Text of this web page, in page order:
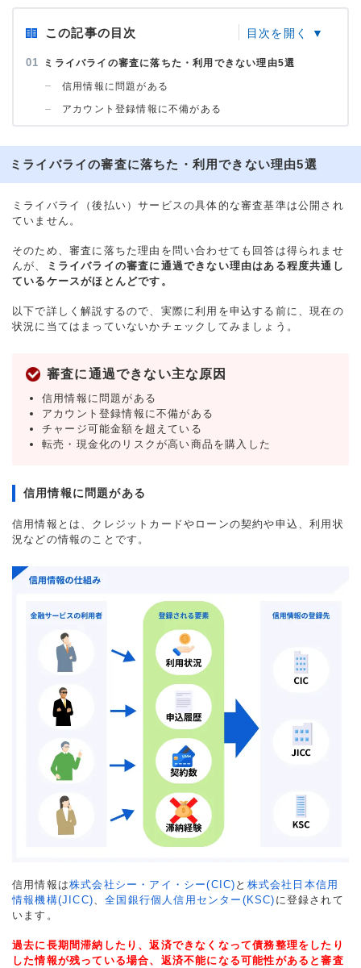
この記事の目次
ミライバライの審査に落ちた・利用できない理由5選
信用情報に問題がある
アカウント登録情報に不備がある
ミライバライの審査に落ちた・利用できない理由5選
ミライバライ（後払い）サービスの具体的な審査基準は公開され
ていません。
そのため、審査に落ちた理由を問い合わせても回答は得られませ
んが、
ミライバライの審査に通過できない理由はある程度共通し
ているケースがほとんどです。
以下で詳しく解説するので、実際に利用を申込する前に、現在の
状況に当てはまっていないかチェックしてみましょう。
審査に通過できない主な原因
信用情報に問題がある
アカウント登録情報に不備がある
チャージ可能金額を超えている
転売・現金化のリスクが高い商品を購入した
信用情報に問題がある
信用情報とは、クレジットカードやローンの契約や申込、利用状
況などの情報のことです。
信用情報は株式会社シー・アイ・シー(CIC) と 株式会社日本信用
情報機構(JICC) 、全国銀行個人信用センター(KSC) に登録されて
います。
過去に長期間滞納したり、返済できなくなって債務整理をしたり
した情報が残っている場合、返済不能になる可能性があると審査